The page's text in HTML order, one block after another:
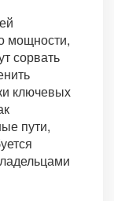
мощности,
сорвать
ключевых
пути,